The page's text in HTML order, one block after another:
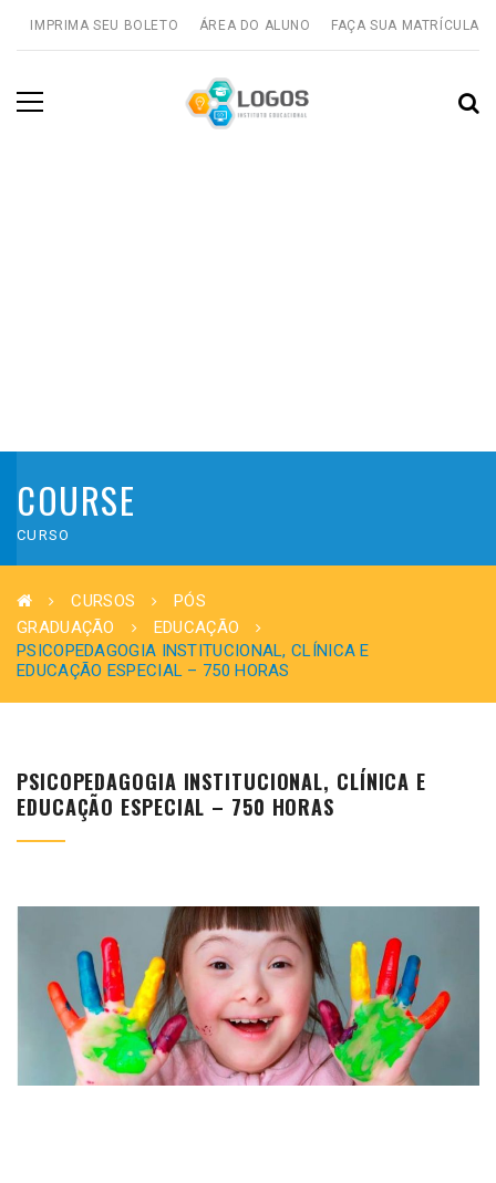
IMPRIMA SEU BOLETO ÁREA DO ALUNO FAÇA SUA MATRÍCULA
COURSE
CURSO
CURSOS
PÓS
GRADUAÇÃO
EDUCAÇÃO
PSICOPEDAGOGIA INSTITUCIONAL, CLÍNICA E
EDUCAÇÃO ESPECIAL – 750 HORAS
PSICOPEDAGOGIA INSTITUCIONAL, CLÍNICA E
EDUCAÇÃO ESPECIAL – 750 HORAS